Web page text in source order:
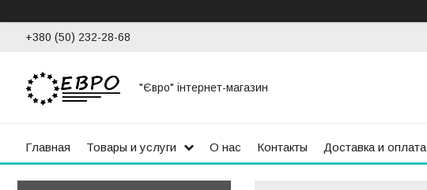
+380 (50) 232-28-68
"Євро" інтернет-магазин
Главная Товары и услуги О нас Контакты Доставка и оплата